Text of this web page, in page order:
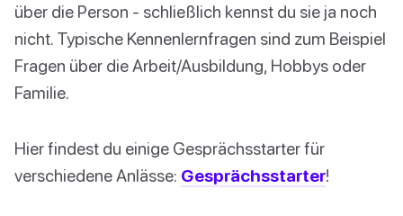
über die Person - schließlich kennst du sie ja noch
nicht. Typische Kennenlernfragen sind zum Beispiel
Fragen über die Arbeit/Ausbildung, Hobbys oder
Familie.
Hier findest du einige Gesprächsstarter für
verschiedene Anlässe: Gesprächsstarter!